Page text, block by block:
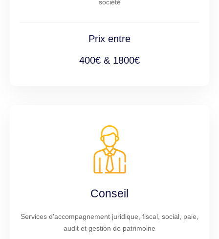
société
Prix entre
400€ & 1800€
Conseil
Services d'accompagnement juridique, fiscal, social, paie,
audit et gestion de patrimoine